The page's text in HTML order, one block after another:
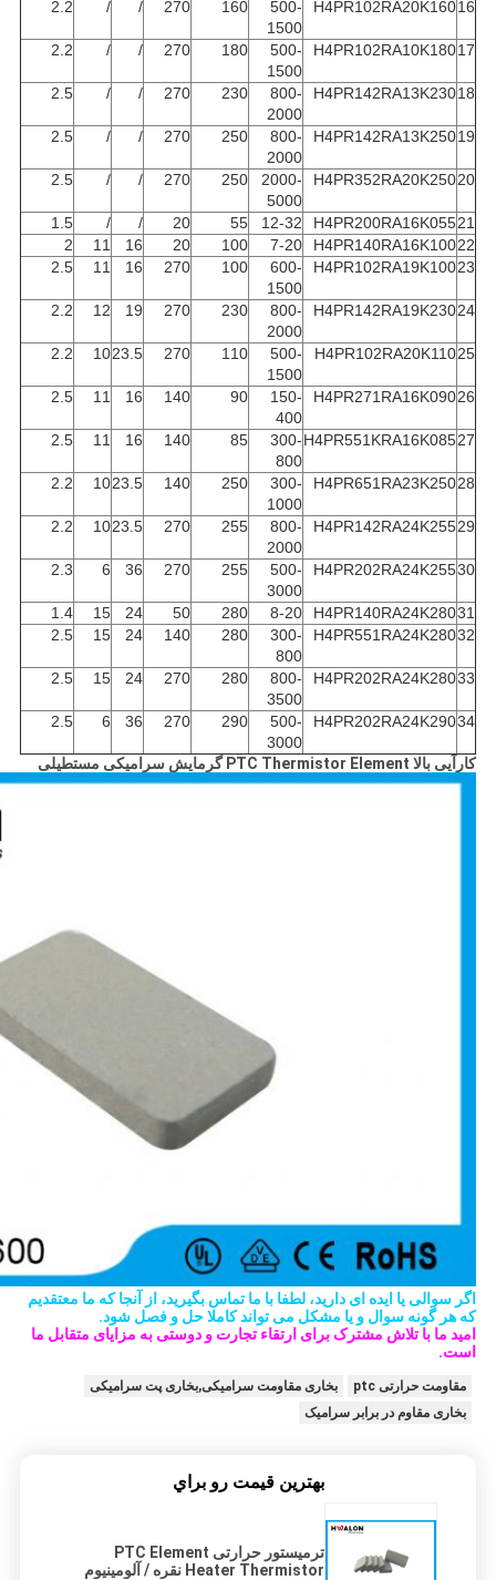
16
H4PR102RA20K160
500-
1500
160
270
/
/
2.2
17
H4PR102RA10K180
500-
1500
180
270
/
/
2.2
18
H4PR142RA13K230
800-
2000
230
270
/
/
2.5
19
H4PR142RA13K250
800-
2000
250
270
/
/
2.5
20
H4PR352RA20K250
2000-
5000
250
270
/
/
2.5
21
H4PR200RA16K055
12-32
55
20
/
/
1.5
22
H4PR140RA16K100
7-20
100
20
16
11
2
23
H4PR102RA19K100
600-
1500
100
270
16
11
2.5
24
H4PR142RA19K230
800-
2000
230
270
19
12
2.2
25
H4PR102RA20K110
500-
1500
110
270
23.5
10
2.2
26
H4PR271RA16K090
150-
400
90
140
16
11
2.5
27
H4PR551KRA16K085
300-
800
85
140
16
11
2.5
28
H4PR651RA23K250
300-
1000
250
140
23.5
10
2.2
29
H4PR142RA24K255
800-
2000
255
270
23.5
10
2.2
30
H4PR202RA24K255
500-
3000
255
270
36
6
2.3
31
H4PR140RA24K280
8-20
280
50
24
15
1.4
32
H4PR551RA24K280
300-
800
280
140
24
15
2.5
33
H4PR202RA24K280
800-
3500
280
270
24
15
2.5
34
H4PR202RA24K290
500-
3000
290
270
36
6
2.5
کارآیی بالا PTC Thermistor Element گرمایش سرامیکی مستطیلی
اگر سوالی یا ایده ای دارید، لطفا با ما تماس بگیرید، از آنجا که ما معتقدیم
که هر گونه سوال و یا مشکل می تواند کاملا حل و فصل شود.
امید ما با تلاش مشترک برای ارتقاء تجارت و دوستی به مزایای متقابل ما
است.
مقاومت حرارتی ptc
بخاری مقاومت سرامیکی,بخاری پت سرامیکی
بخاری مقاوم در برابر سرامیک
بهترين قيمت رو براي
ترمیستور حرارتی PTC Element
Heater Thermistor نقره / آلومینیوم